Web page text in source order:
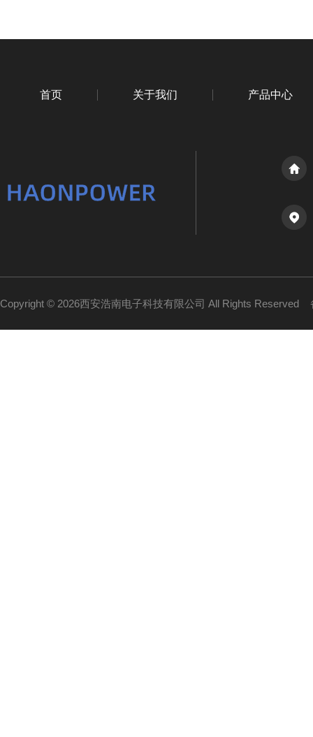
首页 关于我们 产品中心
Copyright © 2026西安浩南电子科技有限公司 All Rights Reserved